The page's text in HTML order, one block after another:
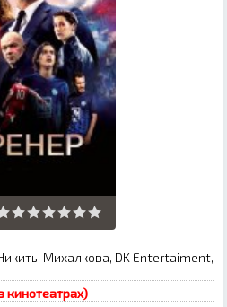
Михалкова, DK Entertaiment,
кинотеатрах)